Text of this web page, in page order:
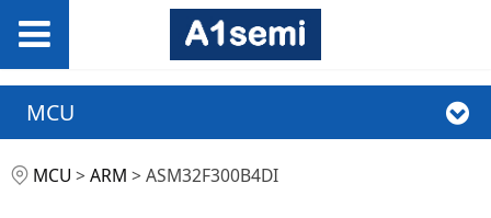
MCU
ASM32F300B4DI
MCU >ARM >ASM32F300B4DI